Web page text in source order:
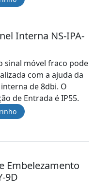
Interna NS-IPA-
sinal móvel fraco pode
com a ajuda da
de 8dbi. O
de Entrada é IP55.
Embelezamento
9D